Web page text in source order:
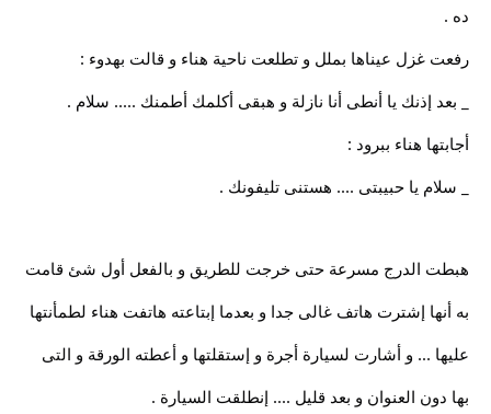
ده .
رفعت غزل عيناها بملل و تطلعت ناحية هناء و قالت بهدوء :
_ بعد إذنك يا أنطى أنا نازلة و هبقى أكلمك أطمنك ..... سلام .
أجابتها هناء ببرود :
_ سلام يا حبيبتى .... هستنى تليفونك .
هبطت الدرج مسرعة حتى خرجت للطريق و بالفعل أول شئ قامت
به أنها إشترت هاتف غالى جدا و بعدما إبتاعته هاتفت هناء لطمأنتها
عليها ... و أشارت لسيارة أجرة و إستقلتها و أعطته الورقة و التى
بها دون العنوان و بعد قليل .... إنطلقت السيارة .